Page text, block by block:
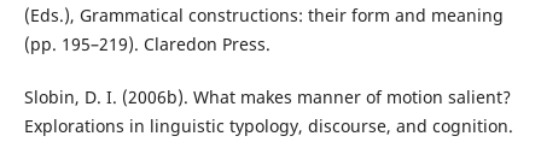
(Eds.), Grammatical constructions: their form and meaning
(pp. 195–219). Claredon Press.
Slobin, D. I. (2006b). What makes manner of motion salient?
Explorations in linguistic typology, discourse, and cognition.